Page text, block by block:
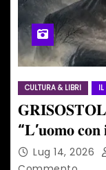
CULTURA & LIBRI IL
“𝐋’𝐮𝐨𝐦𝐨 𝐜𝐨𝐧
Lug 14, 2026